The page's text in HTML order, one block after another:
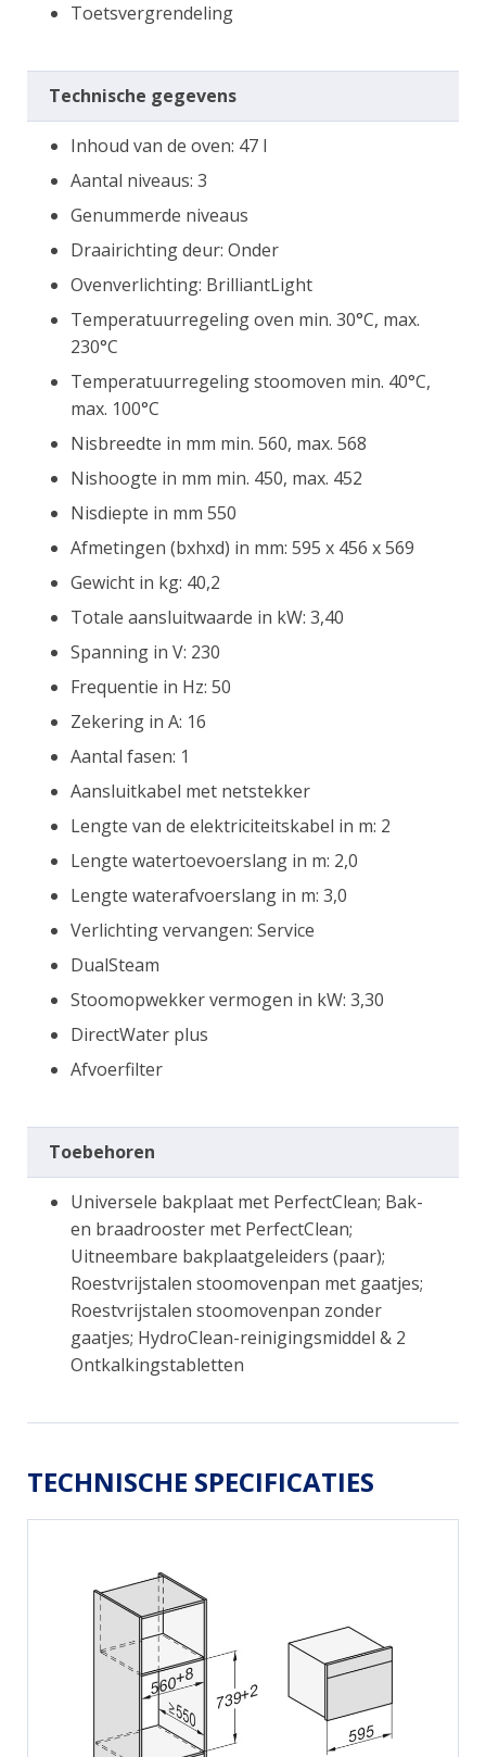
Toetsvergrendeling
Technische gegevens
Inhoud van de oven: 47 l
Aantal niveaus: 3
Genummerde niveaus
Draairichting deur: Onder
Ovenverlichting: BrilliantLight
Temperatuurregeling oven min. 30°C, max.
230°C
Temperatuurregeling stoomoven min. 40°C,
max. 100°C
Nisbreedte in mm min. 560, max. 568
Nishoogte in mm min. 450, max. 452
Nisdiepte in mm 550
Afmetingen (bxhxd) in mm: 595 x 456 x 569
Gewicht in kg: 40,2
Totale aansluitwaarde in kW: 3,40
Spanning in V: 230
Frequentie in Hz: 50
Zekering in A: 16
Aantal fasen: 1
Aansluitkabel met netstekker
Lengte van de elektriciteitskabel in m: 2
Lengte watertoevoerslang in m: 2,0
Lengte waterafvoerslang in m: 3,0
Verlichting vervangen: Service
DualSteam
Stoomopwekker vermogen in kW: 3,30
DirectWater plus
Afvoerfilter
Toebehoren
Universele bakplaat met PerfectClean; Bak-
en braadrooster met PerfectClean;
Uitneembare bakplaatgeleiders (paar);
Roestvrijstalen stoomovenpan met gaatjes;
Roestvrijstalen stoomovenpan zonder
gaatjes; HydroClean-reinigingsmiddel & 2
Ontkalkingstabletten
TECHNISCHE SPECIFICATIES